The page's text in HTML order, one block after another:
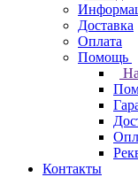
Доставка
Оплата
Помощь
Контакты